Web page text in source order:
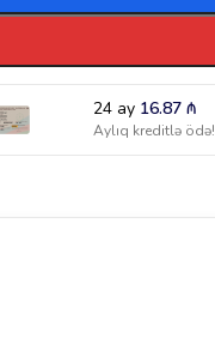
24 ay 16.87₼
Aylıq kreditlə ödə!